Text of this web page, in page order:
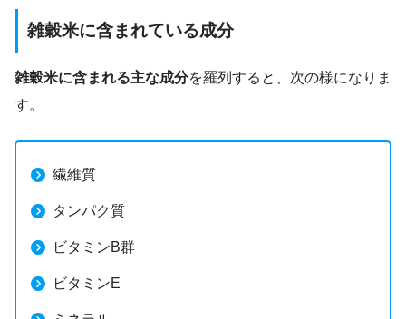
雑穀米に含まれている成分
雑穀米に含まれる主な成分を羅列すると、次の様になりま
す。
繊維質
タンパク質
ビタミンB群
ビタミンE